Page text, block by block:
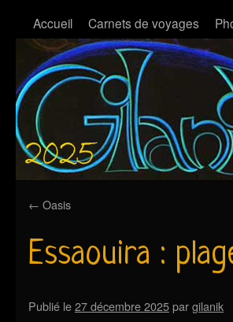
Accueil Carnets de voyages
← Oasis
Essaouira :
Publié le27 décembre 2025pargilanik